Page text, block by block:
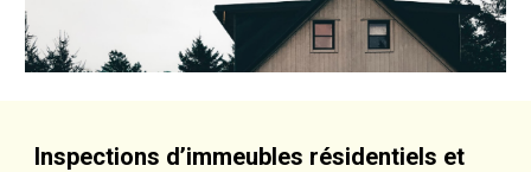
Inspections d’immeubles résidentiels et